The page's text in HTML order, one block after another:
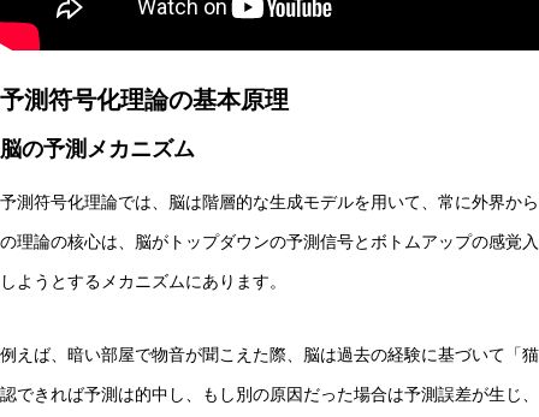
AI研究
予測符号化理論の基本原理
脳の予測メカニズム
予測符号化理論では、脳は階層的な生成モデルを用いて、常に外界か
の理論の核心は、脳がトップダウンの予測信号とボトムアップの感覚
しようとするメカニズムにあります。
例えば、暗い部屋で物音が聞こえた際、脳は過去の経験に基づいて「
認できれば予測は的中し、もし別の原因だった場合は予測誤差が生じ